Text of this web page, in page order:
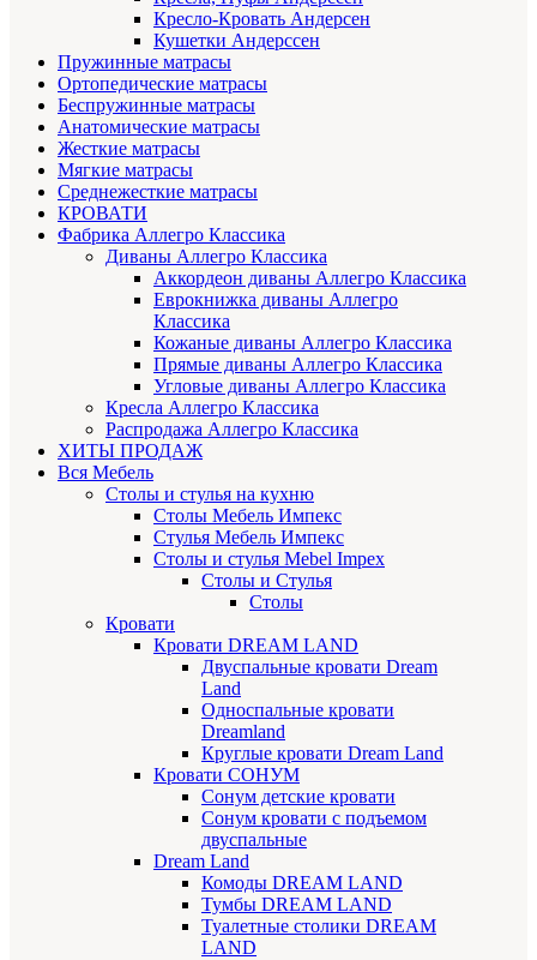
Кресло-Кровать Андерсен
Кушетки Андерссен
Пружинные матрасы
Ортопедические матрасы
Беспружинные матрасы
Анатомические матрасы
Жесткие матрасы
Мягкие матрасы
Среднежесткие матрасы
КРОВАТИ
Фабрика Аллегро Классика
Диваны Аллегро Классика
Аккордеон диваны Аллегро Классика
Еврокнижка диваны Аллегро
Классика
Кожаные диваны Аллегро Классика
Прямые диваны Аллегро Классика
Угловые диваны Аллегро Классика
Кресла Аллегро Классика
Распродажа Аллегро Классика
ХИТЫ ПРОДАЖ
Вся Мебель
Столы и стулья на кухню
Столы Мебель Импекс
Стулья Мебель Импекс
Cтолы и стулья Mebel Impex
Столы и Стулья
Столы
Кровати
Кровати DREAM LAND
Двуспальные кровати Dream
Land
Односпальные кровати
Dreamland
Круглые кровати Dream Land
Кровати СОНУМ
Сонум детские кровати
Сонум кровати с подъемом
двуспальные
Dream Land
Комоды DREAM LAND
Тумбы DREAM LAND
Туалетные столики DREAM
LAND